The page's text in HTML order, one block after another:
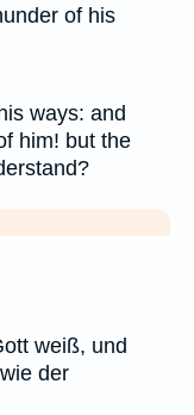
of his
ways: and
him! but the
weiß, und
der